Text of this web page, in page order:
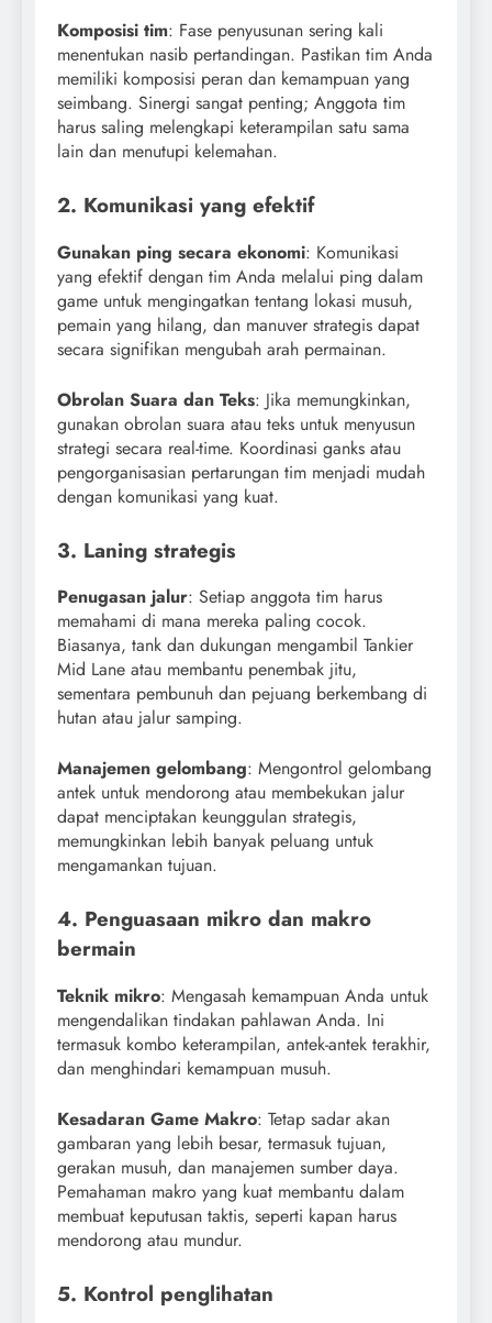
Komposisi tim: Fase penyusunan sering kali
menentukan nasib pertandingan. Pastikan tim Anda
memiliki komposisi peran dan kemampuan yang
seimbang. Sinergi sangat penting; Anggota tim
harus saling melengkapi keterampilan satu sama
lain dan menutupi kelemahan.
2. Komunikasi yang efektif
Gunakan ping secara ekonomi: Komunikasi
yang efektif dengan tim Anda melalui ping dalam
game untuk mengingatkan tentang lokasi musuh,
pemain yang hilang, dan manuver strategis dapat
secara signifikan mengubah arah permainan.
Obrolan Suara dan Teks: Jika memungkinkan,
gunakan obrolan suara atau teks untuk menyusun
strategi secara real-time. Koordinasi ganks atau
pengorganisasian pertarungan tim menjadi mudah
dengan komunikasi yang kuat.
3. Laning strategis
Penugasan jalur: Setiap anggota tim harus
memahami di mana mereka paling cocok.
Biasanya, tank dan dukungan mengambil Tankier
Mid Lane atau membantu penembak jitu,
sementara pembunuh dan pejuang berkembang di
hutan atau jalur samping.
Manajemen gelombang: Mengontrol gelombang
antek untuk mendorong atau membekukan jalur
dapat menciptakan keunggulan strategis,
memungkinkan lebih banyak peluang untuk
mengamankan tujuan.
4. Penguasaan mikro dan makro
bermain
Teknik mikro: Mengasah kemampuan Anda untuk
mengendalikan tindakan pahlawan Anda. Ini
termasuk kombo keterampilan, antek-antek terakhir,
dan menghindari kemampuan musuh.
Kesadaran Game Makro: Tetap sadar akan
gambaran yang lebih besar, termasuk tujuan,
gerakan musuh, dan manajemen sumber daya.
Pemahaman makro yang kuat membantu dalam
membuat keputusan taktis, seperti kapan harus
mendorong atau mundur.
5. Kontrol penglihatan